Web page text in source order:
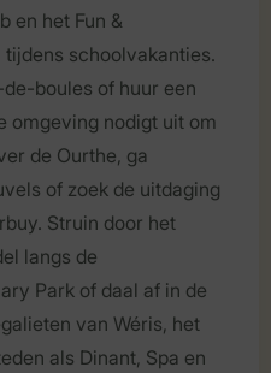
en het Fun &
schoolvakanties.
boules of huur een
omgeving nodigt uit om
de Ourthe, ga
of zoek de uitdaging
Struin door het
langs de
Park of daal af in de
van Wéris, het
als Dinant, Spa en